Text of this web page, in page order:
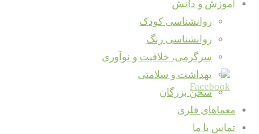
آموزش و دانش
روانشناسی کودک
روانشناسی رنگ
سرگرمی، خلاقیت و نوآوری
بهداشت و سلامتی
سخن بزرگان
معماهای فلزی
تماس با ما
خوب بود؟ لطفا به اشتراک بگذارید ...